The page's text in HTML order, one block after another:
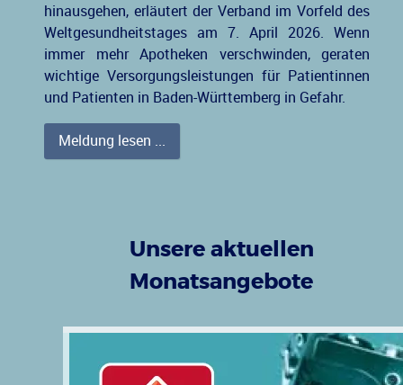
hinausgehen, erläutert der Verband im Vorfeld des
Weltgesundheitstages am 7. April 2026. Wenn
immer mehr Apotheken verschwinden, geraten
wichtige Versorgungsleistungen für Patientinnen
und Patienten in Baden-Württemberg in Gefahr.
Meldung lesen ...
Unsere aktuellen
Monatsangebote